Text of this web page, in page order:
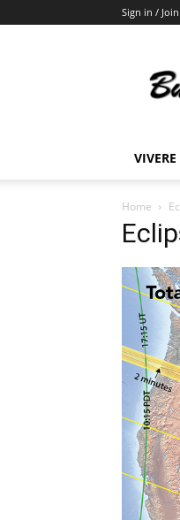
Sign in / Join
VIVERE
Home